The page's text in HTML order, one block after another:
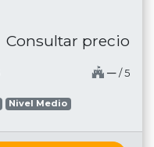
Consultar precio
─ / 5
Nivel Medio